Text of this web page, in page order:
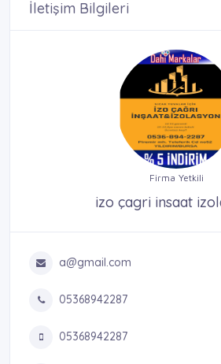
İletişim Bilgileri
Firma Yetkili
izo çagri insaat
a@gmail.com
05368942287
05368942287